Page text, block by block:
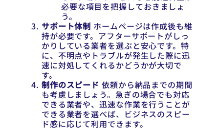
必要な項目を把握しておきましょ
う。
サポート体制 ホームページは作成後も維
持が必要です。アフターサポートがしっ
かりしている業者を選ぶと安心です。特
に、不明点やトラブルが発生した際に迅
速に対処してくれるかどうかが大切で
す。
制作のスピード 依頼から納品までの期間
も考慮しましょう。急ぎの場合でも対応
できる業者や、迅速な作業を行うことが
できる業者を選べば、ビジネスのスピー
ド感に応じて利用できます。